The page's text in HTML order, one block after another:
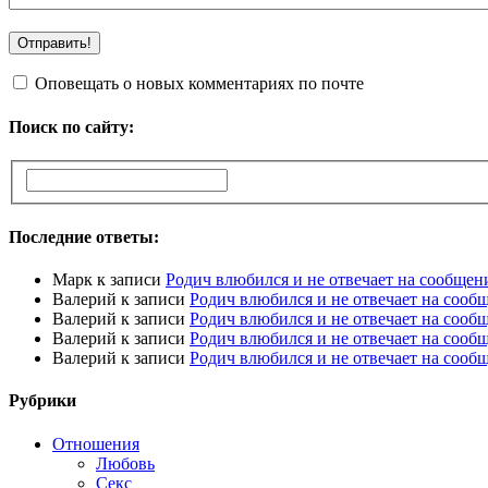
Оповещать о новых комментариях по почте
Поиск по сайту:
Последние ответы:
Марк к записи Родич влюбился и не отвечает на
Валерий к записи Родич влюбился и не отвечает на
Валерий к записи Родич влюбился и не отвечает на
Валерий к записи Родич влюбился и не отвечает на
Валерий к записи Родич влюбился и не отвечает на
Рубрики
Отношения
Любовь
Секс